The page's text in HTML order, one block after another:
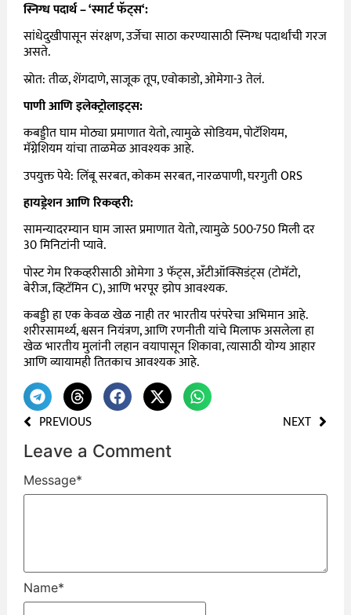
स्निग्ध पदार्थ–‘स्मार्ट फॅट्स‘:
सांधेदुखीपासून संरक्षण, उर्जेचा साठा करण्यासाठी स्निग्ध पदार्थांची गरज
असते.
स्रोत: तीळ, शेंगदाणे, साजूक तूप, एवोकाडो, ओमेगा-3 तेलं.
पाणी आणि इलेक्ट्रोलाइट्स:
कबड्डीत घाम मोठ्या प्रमाणात येतो, त्यामुळे सोडियम, पोटॅशियम,
मॅग्नेशियम यांचा ताळमेळ आवश्यक आहे.
उपयुक्त पेये: लिंबू सरबत, कोकम सरबत, नारळपाणी, घरगुती ORS
हायड्रेशन आणि रिकव्हरी:
सामन्यादरम्यान घाम जास्त प्रमाणात येतो, त्यामुळे 500-750 मिली दर
30 मिनिटांनी प्यावे.
पोस्ट गेम रिकव्हरीसाठी ओमेगा 3 फॅट्स, अँटीऑक्सिडंट्स (टोमॅटो,
बेरीज, व्हिटॅमिन C), आणि भरपूर झोप आवश्यक.
कबड्डी हा एक केवळ खेळ नाही तर भारतीय परंपरेचा अभिमान आहे.
शरीरसामर्थ्य, श्वसन नियंत्रण, आणि रणनीती यांचे मिलाफ असलेला हा
खेळ भारतीय मुलांनी लहान वयापासून शिकावा, त्यासाठी योग्य आहार
आणि व्यायामही तितकाच आवश्यक आहे.
PREVIOUS NEXT
Leave a Comment
Message*
Name*